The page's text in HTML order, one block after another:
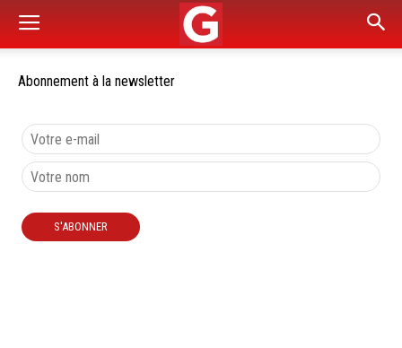
Abonnement à la newsletter